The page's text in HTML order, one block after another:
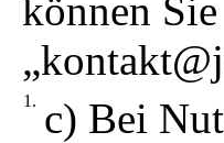
können
c) Bei